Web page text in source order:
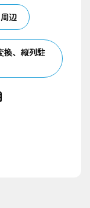
辺
換、縦列駐